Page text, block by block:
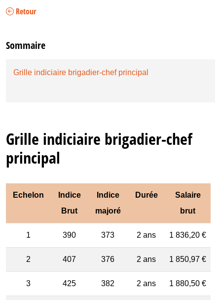
Retour
Sommaire
Grille indiciaire brigadier-chef principal
Grille indiciaire brigadier-chef
principal
Echelon
Indice
Brut
Indice
majoré
Durée
Salaire
brut
1 390 373 2 ans 1 836,20 €
2 407 376 2 ans 1 850,97 €
3 425 382 2 ans 1 880,50 €